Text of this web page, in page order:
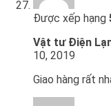
Được xếp hạng
Vật tư Điện
10, 2019
Giao hàng rất